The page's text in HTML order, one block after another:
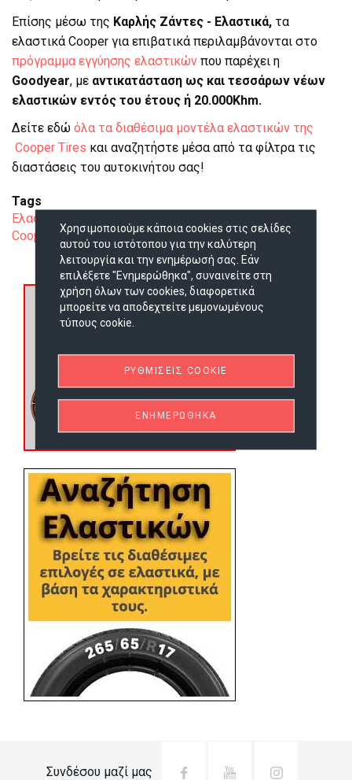
Επίσης μέσω της Καρλής Ζάντες - Ελαστικά, τα
ελαστικά Cooper για επιβατικά περιλαμβάνονται στο
πρόγραμμα εγγύησης ελαστικών που παρέχει η
Goodyear, με αντικατάσταση ως και τεσσάρων νέων
ελαστικών εντός του έτους ή 20.000Khm.
Δείτε εδώ όλα τα διαθέσιμα μοντέλα ελαστικών της
Cooper Tires και αναζητήστε μέσα από τα φίλτρα τις
διαστάσεις του αυτοκινήτου σας!
Tags
Ελαστικά Cooper Tires
Cooper Summer
Συνδέσου μαζί μας
Χρησιμοποιούμε κάποια cookies στις σελίδες
αυτού του ιστότοπου για την καλύτερη
λειτουργία και την ενημέρωσή σας. Εάν
επιλέξετε "Ενημερώθηκα", συναινείτε στη
χρήση όλων των cookies, διαφορετικά
μπορείτε να αποδεχτείτε μεμονωμένους
τύπους cookie.
ΡΥΘΜΊΣΕΙΣ COOKIE
ΕΝΗΜΕΡΏΘΗΚΑ